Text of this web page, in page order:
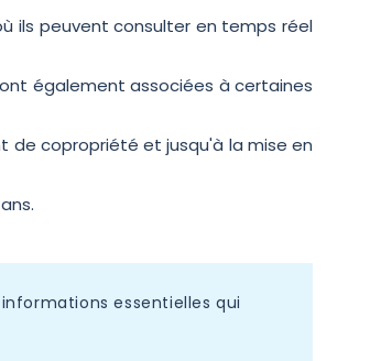
ils peuvent consulter en temps réel
également associées à certaines
de copropriété et jusqu'à la mise en
essentielles qui